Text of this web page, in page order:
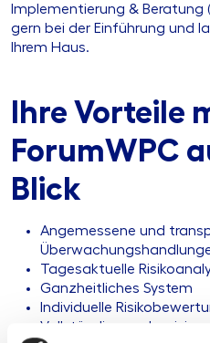
Implementierung & Beratung
gern bei der Einführung und
Ihrem Haus.
Ihre Vorteile
ForumWPC
Blick
Angemessene und
Tagesaktuelle
Ganzheitliches System
Individuelle
Vollständige und